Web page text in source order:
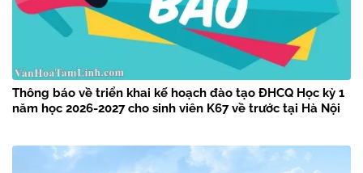
Thông báo về triển khai kế hoạch đào tạo ĐHCQ Học kỳ 1
năm học 2026-2027 cho sinh viên K67 về trước tại Hà Nội